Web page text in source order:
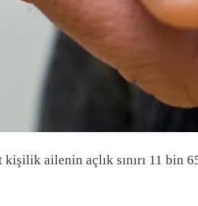
kişilik ailenin açlık sınırı 11